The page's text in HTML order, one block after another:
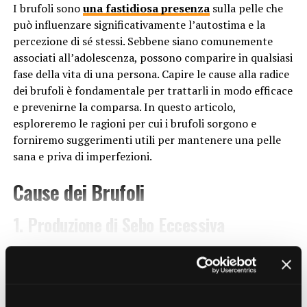
sfruttamento delle risorse naturali, come l’acqua, i
minerali e i combustibili fossili, aggrava
ulteriormente la crisi ambientale. Questo comporta
uno squilibrio nei cicli naturali e una riduzione delle
risorse disponibili per le generazioni future.
Urbanizzazione non sostenibile: L’espansione
delle aree urbane senza un adeguato piano di
sviluppo sostenibile contribuisce alla distruzione
degli habitat naturali e alla perdita di biodiversità.
della natura di assorbire le emissioni di carbonio e
aumenta il rischio di eventi climatici estremi.
Gli effetti della ecoansia si riflettono su scala globale e
sul nostro pianeta.
I brufoli sonouna fastidiosa presenzasulla pelle che
può influenzare significativamente l’autostima e la
percezione di sé stessi. Sebbene siano comunemente
associati all’adolescenza, possono comparire in qualsiasi
fase della vita di una persona. Capire le cause alla radice
dei brufoli è fondamentale per trattarli in modo efficace
e prevenirne la comparsa. In questo articolo,
esploreremo le ragioni per cui i brufoli sorgono e
forniremo suggerimenti utili per mantenere una pelle
sana e priva di imperfezioni.
Cause dei Brufoli
La produzione eccessiva di sebo è una delle principali
cause dei brufoli. Le ghiandole sebacee presenti nella
CONTINUE READING